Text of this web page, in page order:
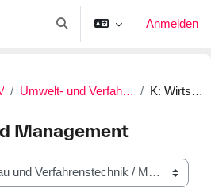
Sucheingabe umschalten
Anmelden
Master Umwelt- und Verfahrenstechnik (M.Eng.) | Neu ab SoSe 2022 K: Wirtschaft und Management
Management